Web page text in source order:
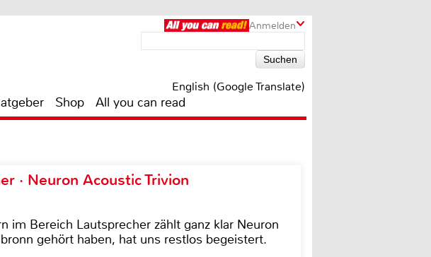
Anmelden
English (Google Translate)
Shop All you can read
· Neuron Acoustic Trivion
im Bereich Lautsprecher zählt ganz klar Neuron
gehört haben, hat uns restlos begeistert.